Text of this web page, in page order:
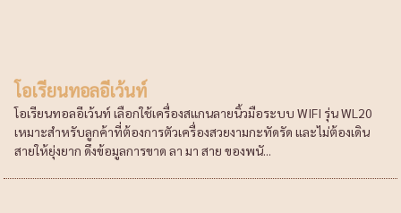
โอเรียนทอลอีเว้นท์
โอเรียนทอลอีเว้นท์ เลือกใช้เครื่องสแกนลายนิ้วมือระบบ WIFI รุ่น WL20
เหมาะสำหรับลูกค้าที่ต้องการตัวเครื่องสวยงามกะทัดรัด และไม่ต้องเดิน
สายให้ยุ่งยาก ดึงข้อมูลการขาด ลา มา สาย ของพนั...